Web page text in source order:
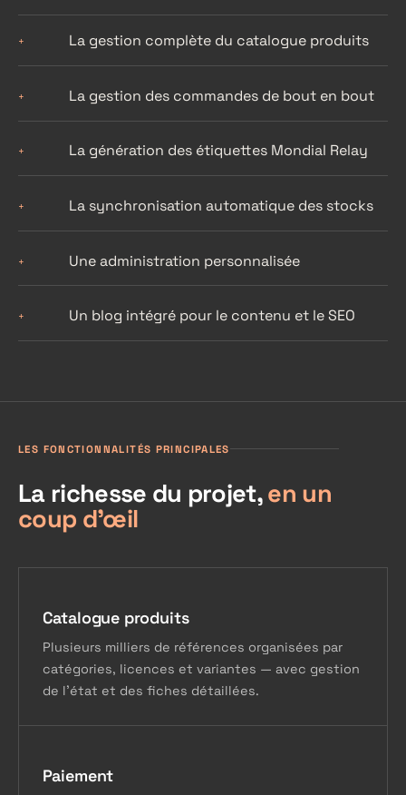
+ La gestion complète du catalogue produits
+ La gestion des commandes de bout en bout
+ La génération des étiquettes Mondial Relay
+ La synchronisation automatique des stocks
+ Une administration personnalisée
+ Un blog intégré pour le contenu et le SEO
LES FONCTIONNALITÉS PRINCIPALES
La richesse du projet,en un
coup d'œil
Catalogue produits
Plusieurs milliers de références organisées par
catégories, licences et variantes — avec gestion
de l'état et des fiches détaillées.
Paiement